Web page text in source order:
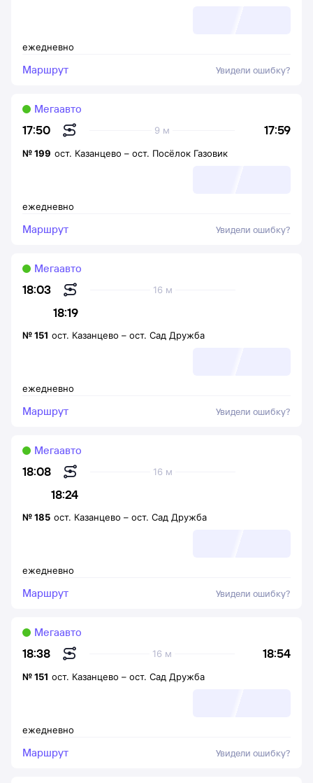
ежедневно
Маршрут Увидели ошибку?
17:50 17:59
9 м
Мегаавто
ежедневно
№199 ост. Казанцево – ост. Посёлок Газовик
Маршрут Увидели ошибку?
18:03
18:19
16 м
Мегаавто
ежедневно
№151 ост. Казанцево – ост. Сад Дружба
Маршрут Увидели ошибку?
18:08
18:24
16 м
Мегаавто
ежедневно
№185 ост. Казанцево – ост. Сад Дружба
Маршрут Увидели ошибку?
18:38 18:54
16 м
Мегаавто
ежедневно
№151 ост. Казанцево – ост. Сад Дружба
Маршрут Увидели ошибку?